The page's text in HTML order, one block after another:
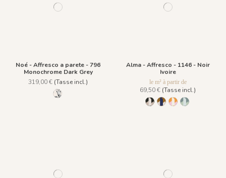
Noé - Affresco a parete - 796
Monochrome Dark Grey
319,00 € (Tasse incl.)
796 Monochrome Dark Grey
Alma - Affresco - 1146 - Noir
Ivoire
le m² à partir de
69,50 € (Tasse incl.)
1146 - Noir Ivoire
1147 - Ocre Bleu
1148 - Rose
1149 - Vert